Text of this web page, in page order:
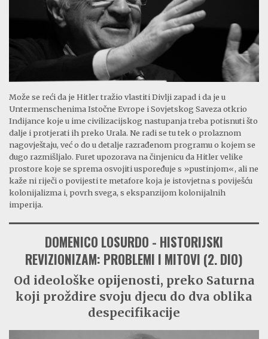
Može se reći da je Hitler tražio vlastiti Divlji zapad i da je u
Untermenschenima Istočne Evrope i Sovjetskog Saveza otkrio
Indijance koje u ime civilizacijskog nastupanja treba potisnuti što
dalje i protjerati ih preko Urala. Ne radi se tu tek o prolaznom
nagovještaju, već o do u detalje razrađenom programu o kojem se
dugo razmišljalo. Furet upozorava na činjenicu da Hitler velike
prostore koje se sprema osvojiti uspoređuje s »pustinjom«, ali ne
kaže ni riječi o povijesti te metafore koja je istovjetna s poviješću
kolonijalizma i, povrh svega, s ekspanzijom kolonijalnih
imperija.
DOMENICO LOSURDO - HISTORIJSKI
REVIZIONIZAM: PROBLEMI I MITOVI (2. DIO)
Od ideološke opijenosti, preko Saturna
koji proždire svoju djecu do dva oblika
despecifikacije